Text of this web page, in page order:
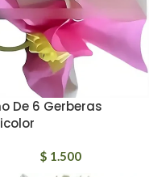
De 6 Gerberas
$ 1.500